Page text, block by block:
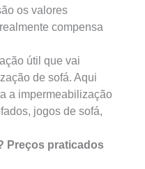
os valores
compensa
útil que vai
de sofá. Aqui
a impermeabilização
jogos de sofá,
Preços praticados